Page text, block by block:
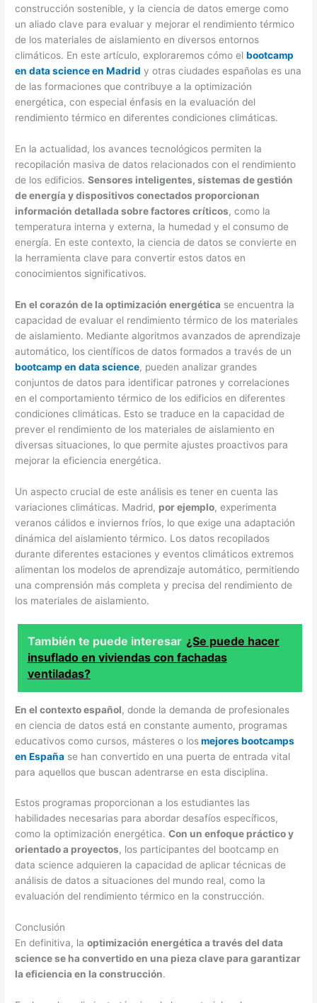
construcción sostenible, y la ciencia de datos emerge como
un aliado clave para evaluar y mejorar el rendimiento térmico
de los materiales de aislamiento en diversos entornos
climáticos. En este artículo, exploraremos cómo elbootcamp
en data science en Madrid y otras ciudades españolas es una
de las formaciones que contribuye a la optimización
energética, con especial énfasis en la evaluación del
rendimiento térmico en diferentes condiciones climáticas.
En la actualidad, los avances tecnológicos permiten la
recopilación masiva de datos relacionados con el rendimiento
de los edificios.Sensores inteligentes, sistemas de gestión
de energía y dispositivos conectados proporcionan
información detallada sobre factores críticos, como la
temperatura interna y externa, la humedad y el consumo de
energía. En este contexto, la ciencia de datos se convierte en
la herramienta clave para convertir estos datos en
conocimientos significativos.
En el corazón de la optimización energética se encuentra la
capacidad de evaluar el rendimiento térmico de los materiales
de aislamiento. Mediante algoritmos avanzados de aprendizaje
automático, los científicos de datos formados a través de un
bootcamp en data science, pueden analizar grandes
conjuntos de datos para identificar patrones y correlaciones
en el comportamiento térmico de los edificios en diferentes
condiciones climáticas. Esto se traduce en la capacidad de
prever el rendimiento de los materiales de aislamiento en
diversas situaciones, lo que permite ajustes proactivos para
mejorar la eficiencia energética.
Un aspecto crucial de este análisis es tener en cuenta las
variaciones climáticas. Madrid, por ejemplo, experimenta
veranos cálidos e inviernos fríos, lo que exige una adaptación
dinámica del aislamiento térmico. Los datos recopilados
durante diferentes estaciones y eventos climáticos extremos
alimentan los modelos de aprendizaje automático, permitiendo
una comprensión más completa y precisa del rendimiento de
los materiales de aislamiento.
También te puede interesar ¿Se puede hacer
insuflado en viviendas con fachadas
ventiladas?
En el contexto español, donde la demanda de profesionales
en ciencia de datos está en constante aumento, programas
educativos como cursos, másteres o losmejores bootcamps
en España se han convertido en una puerta de entrada vital
para aquellos que buscan adentrarse en esta disciplina.
Estos programas proporcionan a los estudiantes las
habilidades necesarias para abordar desafíos específicos,
como la optimización energética.Con un enfoque práctico y
orientado a proyectos, los participantes del bootcamp en
data science adquieren la capacidad de aplicar técnicas de
análisis de datos a situaciones del mundo real, como la
evaluación del rendimiento térmico en la construcción.
Conclusión
En definitiva, laoptimización energética a través del data
science se ha convertido en una pieza clave para garantizar
la eficiencia en la construcción.